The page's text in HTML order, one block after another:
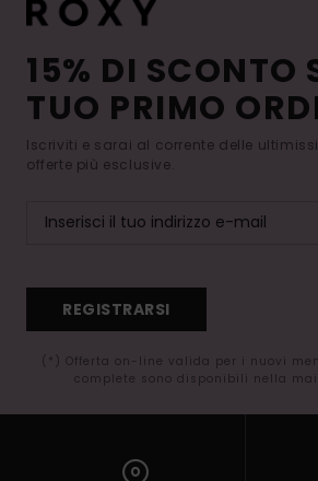
15% DI SCONTO
TUO PRIMO
Iscriviti e sarai al corrente delle
offerte più esclusive.
REGISTRARSI
(*) Offerta on-line valida per i nuovi
complete sono disponibili nella